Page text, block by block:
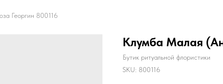
Георгин 800116
Клумба Малая
Бутик ритуальной флористики
SKU: 800116